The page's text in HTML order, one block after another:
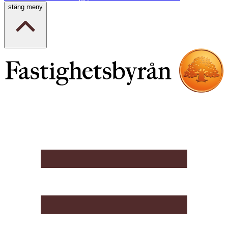
stäng meny